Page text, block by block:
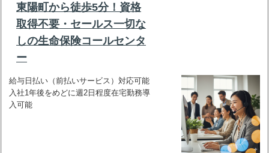
東陽町から徒歩5分！資格
取得不要・セールス一切な
しの生命保険コールセンタ
ー
給与日払い（前払いサービス）対応可能
入社1年後をめどに週2日程度在宅勤務導
入可能